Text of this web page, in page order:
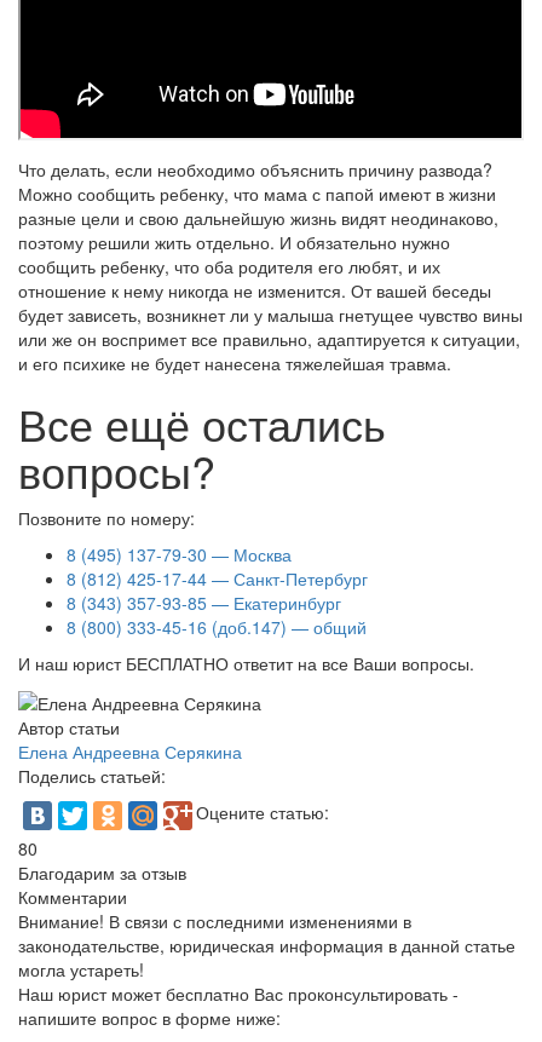
Что делать, если необходимо объяснить причину развода?
Можно сообщить ребенку, что мама с папой имеют в жизни
разные цели и свою дальнейшую жизнь видят неодинаково,
поэтому решили жить отдельно. И обязательно нужно
сообщить ребенку, что оба родителя его любят, и их
отношение к нему никогда не изменится. От вашей беседы
будет зависеть, возникнет ли у малыша гнетущее чувство вины
или же он воспримет все правильно, адаптируется к ситуации,
и его психике не будет нанесена тяжелейшая травма.
Все ещё остались
вопросы?
Позвоните по номеру:
8 (495) 137-79-30 — Москва
8 (812) 425-17-44 — Санкт-Петербург
8 (343) 357-93-85 — Екатеринбург
8 (800) 333-45-16 (доб.147) — общий
И наш юрист БЕСПЛАТНО ответит на все Ваши вопросы.
Автор статьи
Елена Андреевна Серякина
Поделись статьей:
Оцените статью:
80
Благодарим за отзыв
Комментарии
Внимание! В связи с последними изменениями в
законодательстве, юридическая информация в данной статье
могла устареть!
Наш юрист может бесплатно Вас проконсультировать -
напишите вопрос в форме ниже: